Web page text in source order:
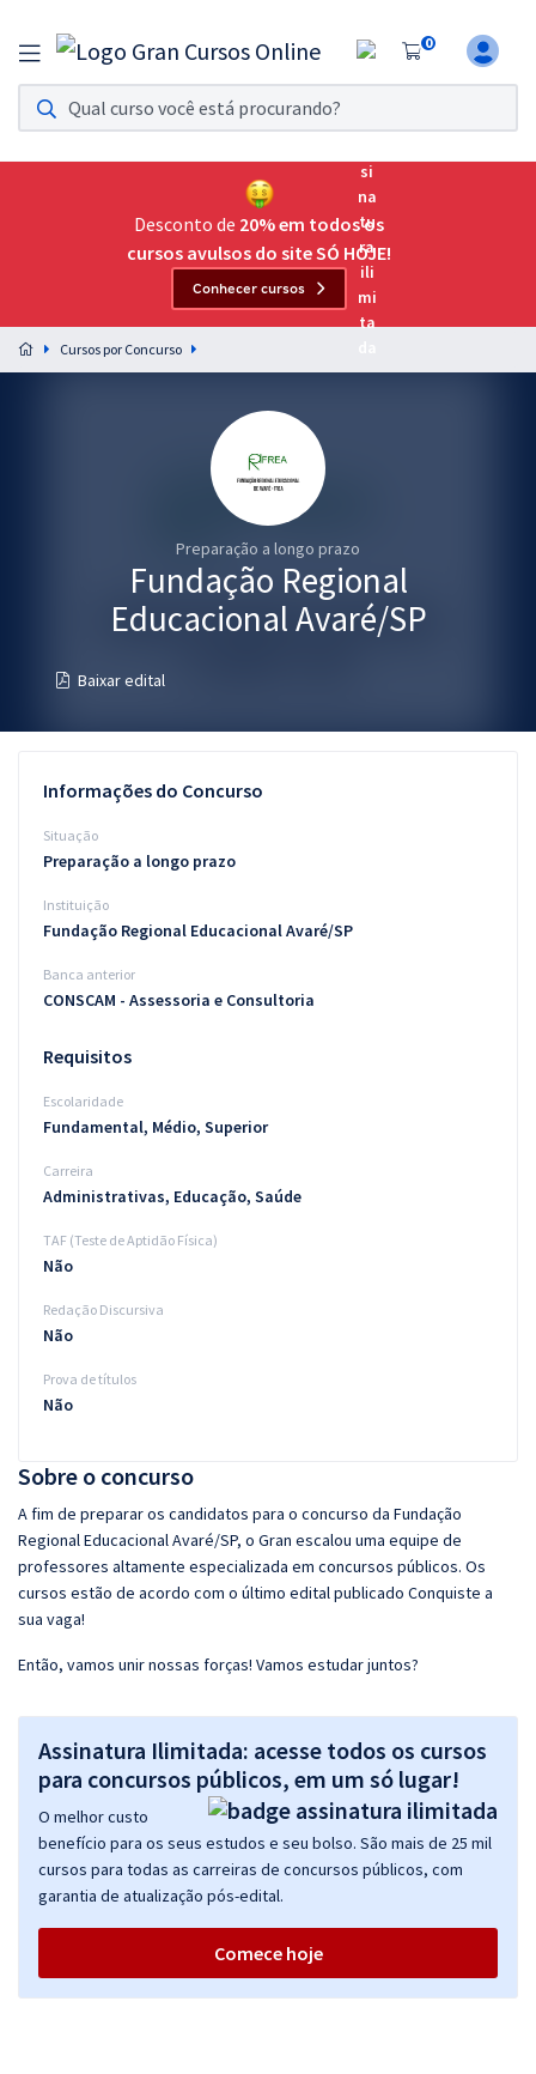
0
Assinatura Ilimitada 11
Acesso a todos os cursos. Teste grátis por 7 dias!
Assinatura OAB Até Passar
Acesso ilimitado a toda preparação para o Exame da
Preparação completa e intensiva para as principais
residências em saúde do Brasil
Graduação
Questões grátis
Conteúdo gratuito
Aprovados
Atendimento
Desconto de 20% em todos os
cursos avulsos do site SÓ HOJE!
Conhecer cursos
Cursos por Concurso
Preparação a longo prazo
Fundação Regional
Educacional Avaré/SP
Baixar edital
Sobre o concurso
A fim de preparar os candidatos para o concurso da Fundação
Regional Educacional Avaré/SP, o Gran escalou uma equipe de
professores altamente especializada em concursos públicos. Os
cursos estão de acordo com o último edital publicado Conquiste a
sua vaga!
Então, vamos unir nossas forças! Vamos estudar juntos?
Assinatura Ilimitada: acesse todos os cursos
para concursos públicos, em um só lugar!
O melhor custo
benefício para os seus estudos e seu bolso. São mais de 25 mil
cursos para todas as carreiras de concursos públicos, com
garantia de atualização pós-edital.
Comece hoje
Informações do Concurso
Situação
Preparação a longo prazo
Instituição
Fundação Regional Educacional Avaré/SP
Banca anterior
CONSCAM - Assessoria e Consultoria
Requisitos
Escolaridade
Fundamental, Médio, Superior
Carreira
Administrativas, Educação, Saúde
TAF (Teste de Aptidão Física)
Não
Redação Discursiva
Não
Prova de títulos
Não